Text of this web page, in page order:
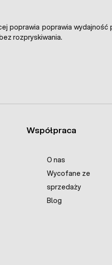
poprawia poprawia
rozpryskiwania.
Współpraca
O nas
Wycofane ze
sprzedaży
Blog